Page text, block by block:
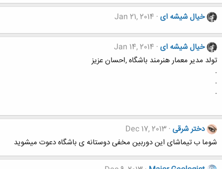
خیال شیشه ای Jan 21, 2014
خیال شیشه ای Jan 14, 2014
تولد مدیر معمار هنرمند باشگاه ,احسان عزیز
.
.
.
دختر شرقی Dec 17, 2013
شوما ب تیماشای این دوربین مخفی دوستانه ی باشگاه دعوت میشوید